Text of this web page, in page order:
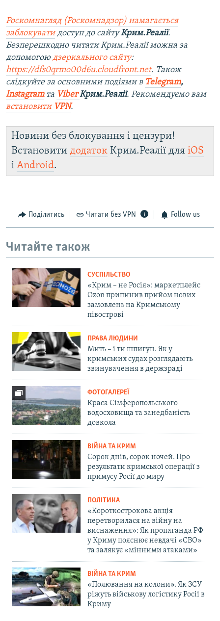
Роскомнагляд (Роскомнадзор) намагається
заблокуватидоступ до сайтуКрим.Реалії.
Безперешкодно читати Крим.Реалії можна за
допомогою дзеркального сайту:
https://dfs0qrmo00d6u.cloudfront.net. Також
слідкуйте за основними подіями в Telegram,
Instagramта ViberКрим.Реалії. Рекомендуємо вам
встановити VPN.
Новини без блокування і цензури!
Встановити додаток Крим.Реалії для iOS
і Android.
Поділитись Читати без VPN Follow us
Читайте також
СУСПІЛЬСТВО
«Крим – не Росія»: маркетплейс
Ozon припинив прийом нових
замовлень на Кримському
півострові
ПРАВА ЛЮДИНИ
Мить – і ти шпигун. Як у
кримських судах розглядають
звинувачення в держзраді
ФОТОГАЛЕРЕЇ
Краса Сімферопольського
водосховища та занедбаність
довкола
ВІЙНА ТА КРИМ
Сорок днів, сорок ночей. Про
результати кримської операції з
примусу Росії до миру
ПОЛІТИКА
«Короткострокова акція
перетворилася на війну на
виснаження»: Як пропаганда РФ
у Криму пояснює невдачі «СВО»
та залякує «мінними атаками»
ВІЙНА ТА КРИМ
«Полювання на колони». Як ЗСУ
ріжуть військову логістику Росії в
Криму